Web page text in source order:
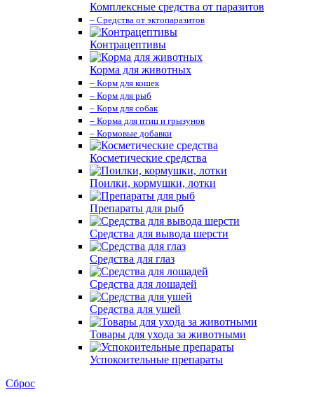
Комплексные средства от паразитов
– Средства от эктопаразитов
Контрацептивы
Корма для животных
– Корм для кошек
– Корм для рыб
– Корм для собак
– Корма для птиц и грызунов
– Кормовые добавки
Косметические средства
Поилки, кормушки, лотки
Препараты для рыб
Средства для вывода шерсти
Средства для глаз
Средства для лошадей
Средства для ушей
Товары для ухода за животными
Успокоительные препараты
Сброс